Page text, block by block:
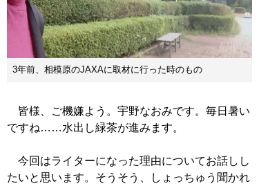
3年前、相模原のJAXAに取材に行った時のもの
皆様、ご機嫌よう。宇野なおみです。毎日暑い
ですね……水出し緑茶が進みます。
今回はライターになった理由についてお話しし
たいと思います。そうそう、しょっちゅう聞かれ